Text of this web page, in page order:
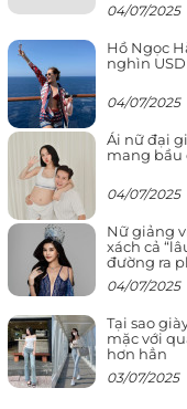
04/07/2025
Hồ Ngọc
nghìn USD
04/07/2025
Ái nữ đại
mang bầu
04/07/2025
Nữ giảng
xách cả
đường ra
04/07/2025
Tại sao
mặc với
hơn hẳn
03/07/2025